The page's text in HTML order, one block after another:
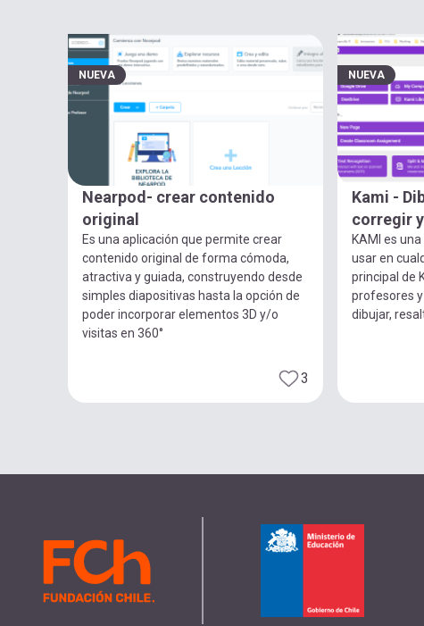
Nearpod- crear contenido
original
NUEVA
Es una aplicación que permite crear
contenido original de forma cómoda,
atractiva y guiada, construyendo desde
simples diapositivas hasta la opción de
poder incorporar elementos 3D y/o
visitas en 360°
3
Kami -
corregir
NUEVA
KAMI es
usar en
principal de
profesores
dibujar,